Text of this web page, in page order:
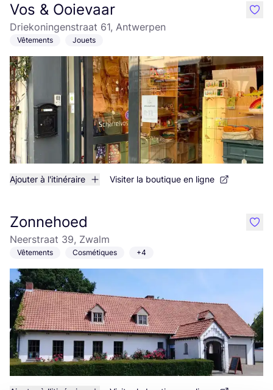
Vos & Ooievaar
Driekoningenstraat 61, Antwerpen
Vêtements Jouets
Ajouter à l'itinéraire Visiter la boutique en ligne
like
Zonnehoed
Neerstraat 39, Zwalm
Vêtements Cosmétiques +4
like